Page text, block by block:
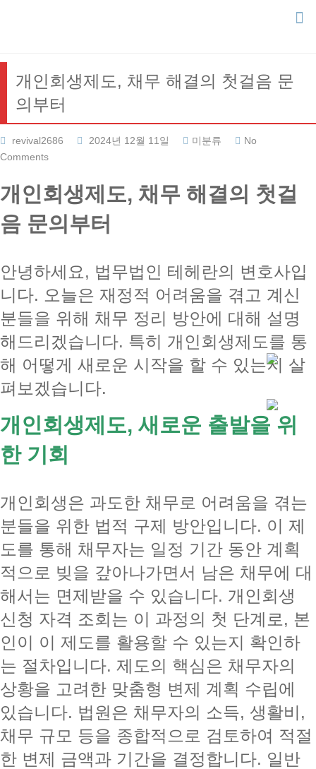
개인회생제도, 채무 해결의 첫걸음 문
의부터
revival2686 2024년 12월 11일 미분류
No
Comments
개인회생제도, 채무 해결의 첫걸
음 문의부터
안녕하세요, 법무법인 테헤란의 변호사입
니다. 오늘은 재정적 어려움을 겪고 계신
분들을 위해 채무 정리 방안에 대해 설명
해드리겠습니다. 특히 개인회생제도를 통
해 어떻게 새로운 시작을 할 수 있는지 살
펴보겠습니다.
개인회생제도, 새로운 출발을 위
한 기회
개인회생은 과도한 채무로 어려움을 겪는
분들을 위한 법적 구제 방안입니다. 이 제
도를 통해 채무자는 일정 기간 동안 계획
적으로 빚을 갚아나가면서 남은 채무에 대
해서는 면제받을 수 있습니다. 개인회생
신청 자격 조회는 이 과정의 첫 단계로, 본
인이 이 제도를 활용할 수 있는지 확인하
는 절차입니다. 제도의 핵심은 채무자의
상황을 고려한 맞춤형 변제 계획 수립에
있습니다. 법원은 채무자의 소득, 생활비,
채무 규모 등을 종합적으로 검토하여 적절
한 변제 금액과 기간을 결정합니다. 일반